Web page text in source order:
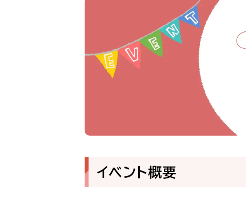
イベント概要